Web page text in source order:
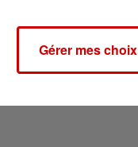
Gérer mes choix